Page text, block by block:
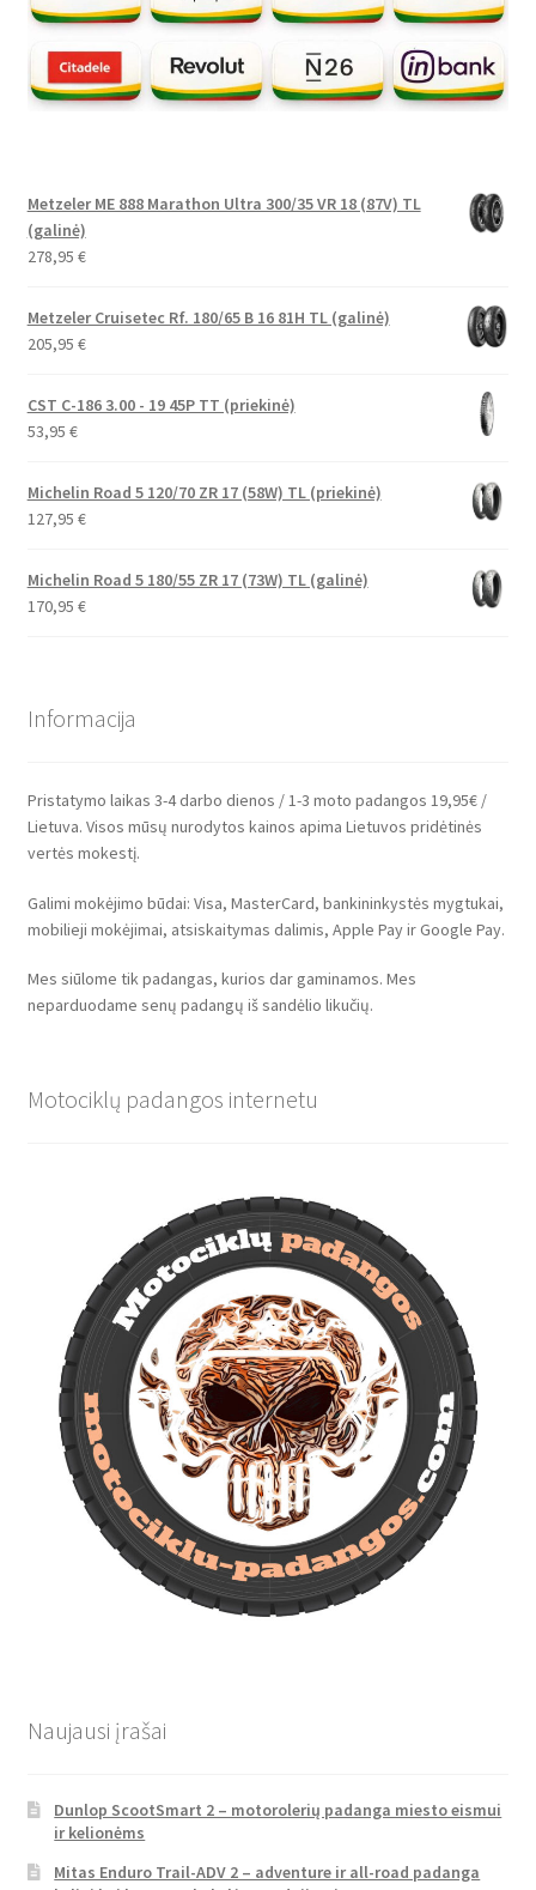
Metzeler ME 888 Marathon Ultra 300/35 VR 18 (87V) TL
(galinė)
278,95 €
Metzeler Cruisetec Rf. 180/65 B 16 81H TL (galinė)
205,95 €
CST C-186 3.00 - 19 45P TT (priekinė)
53,95 €
Michelin Road 5 120/70 ZR 17 (58W) TL (priekinė)
127,95 €
Michelin Road 5 180/55 ZR 17 (73W) TL (galinė)
170,95 €
Informacija
Pristatymo laikas 3-4 darbo dienos / 1-3 moto padangos 19,95€ /
Lietuva. Visos mūsų nurodytos kainos apima Lietuvos pridėtinės
vertės mokestį.
Galimi mokėjimo būdai: Visa, MasterCard, bankininkystės mygtukai,
mobilieji mokėjimai, atsiskaitymas dalimis, Apple Pay ir Google Pay.
Mes siūlome tik padangas, kurios dar gaminamos. Mes
neparduodame senų padangų iš sandėlio likučių.
Motociklų padangos internetu
Naujausi įrašai
Dunlop ScootSmart 2 – motorolerių padanga miesto eismui
ir kelionėms
Mitas Enduro Trail-ADV 2 – adventure ir all-road padanga